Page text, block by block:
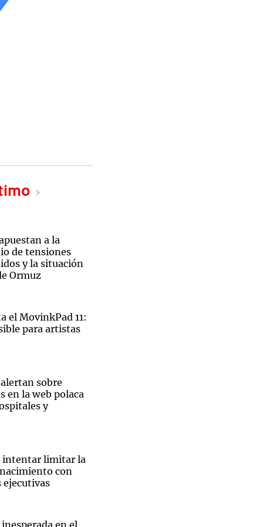
a la
de tensiones
y la situación
Ormuz
el MovinkPad 11:
para artistas
sobre
en la web polaca
y
intentar limitar la
con
ejecutivas
en el